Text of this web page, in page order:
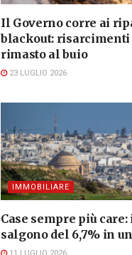
Il Governo corre ai
blackout: risarcimenti
rimasto al buio
23 LUGLIO 2026
IMMOBILIARE
Case sempre più
salgono del 6,7% in